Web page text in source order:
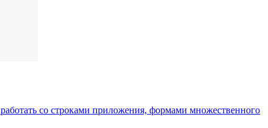
со строками приложения, формами множественного